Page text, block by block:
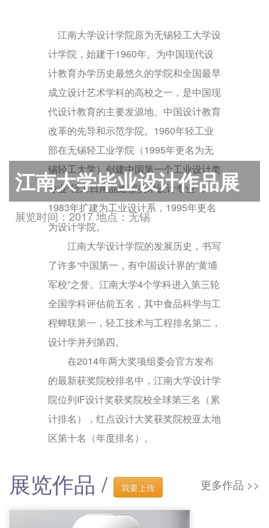
江南大学毕业设计作品展
展览时间：2017 地点：无锡
江南大学设计学院原为无锡轻工大学设
计学院，始建于1960年。为中国现代设
计教育办学历史最悠久的学院和全国最早
成立设计艺术学科的高校之一，是中国现
代设计教育的主要发源地、中国设计教育
改革的先导和示范学院。1960年轻工业
部在无锡轻工业学院 （1995年更名为无
锡轻工大学）创建中国第一个工业设计类
专业“轻工日用品造型美术设计专业”，
1983年扩建为工业设计系，1995年更名
为设计学院。
江南大学设计学院的发展历史，书写
了许多“中国第一，有中国设计界的“黄埔
军校”之誉。江南大学4个学科进入第三轮
全国学科评估前五名，其中食品科学与工
程蝉联第一，轻工技术与工程排名第二，
设计学并列第四。
在2014年两大奖项组委会官方发布
的最新获奖院校排名中，江南大学设计学
院位列IF设计奖获奖院校全球第三名（累
计排名）， 红点设计大奖获奖院校亚太地
区第十名（年度排名）。
展览作品 / 我要上传 更多作品 >>